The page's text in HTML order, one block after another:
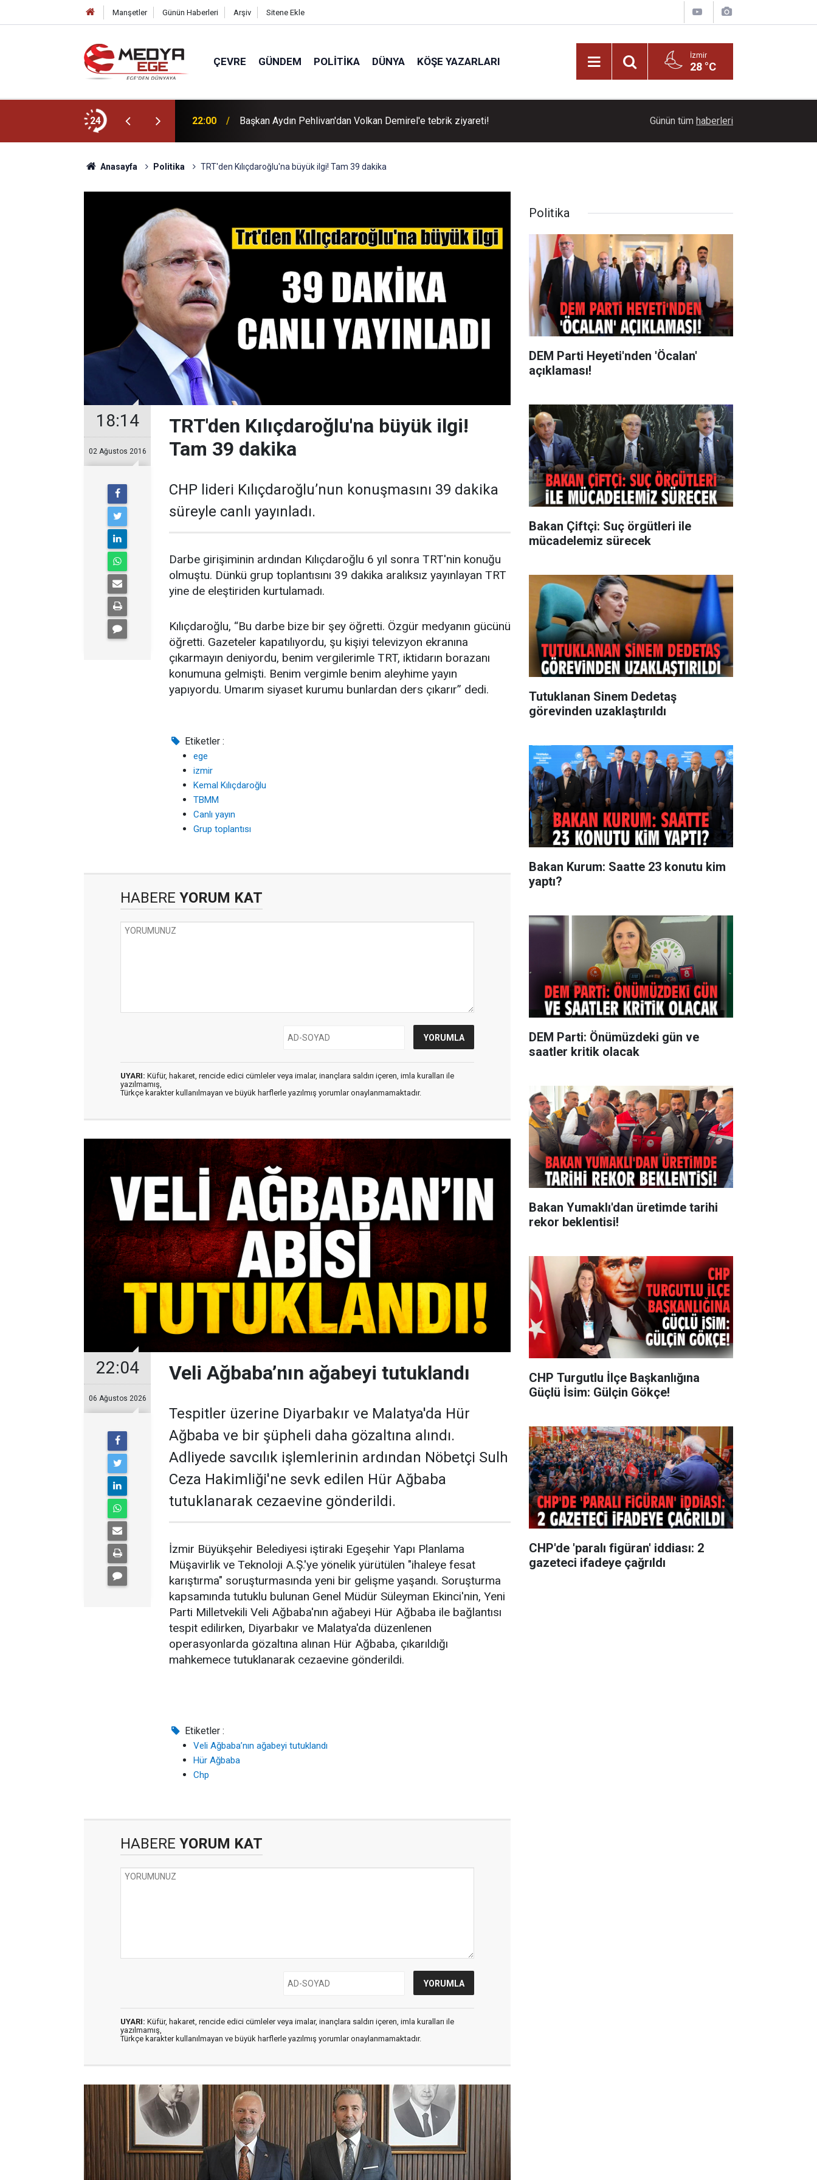
Manşetler Günün Haberleri Arşiv Sitene Ekle
ÇEVRE GÜNDEM POLITIKA DÜNYA KÖŞE YAZARLARI İzmir
28 °C
24 22:00 Başkan Aydın Pehlivan'dan Volkan Demirel'e tebrik ziyareti! Ayçiçeği tarlaları ihtişamıyla görenleri büyüledi!
Günün tüm haberleri
Anasayfa Politika TRT'den Kılıçdaroğlu'na büyük ilgi! Tam 39 dakika
18:14
02 Ağustos 2016
TRT'den Kılıçdaroğlu'na büyük ilgi!
Tam 39 dakika
CHP lideri Kılıçdaroğlu’nun konuşmasını 39 dakika
süreyle canlı yayınladı.
Darbe girişiminin ardından Kılıçdaroğlu 6 yıl sonra TRT'nin konuğu
olmuştu. Dünkü grup toplantısını 39 dakika aralıksız yayınlayan TRT
yine de eleştiriden kurtulamadı.
Kılıçdaroğlu, “Bu darbe bize bir şey öğretti. Özgür medyanın gücünü
öğretti. Gazeteler kapatılıyordu, şu kişiyi televizyon ekranına
çıkarmayın deniyordu, benim vergilerimle TRT, iktidarın borazanı
konumuna gelmişti. Benim vergimle benim aleyhime yayın
yapıyordu. Umarım siyaset kurumu bunlardan ders çıkarır” dedi.
Etiketler :
ege
izmir
Kemal Kılıçdaroğlu
TBMM
Canlı yayın
Grup toplantısı
HABERE YORUM KAT
UYARI: Küfür, hakaret, rencide edici cümleler veya imalar, inançlara saldırı içeren, imla kuralları ile
yazılmamış,
Türkçe karakter kullanılmayan ve büyük harflerle yazılmış yorumlar onaylanmamaktadır.
22:04
06 Ağustos 2026
Veli Ağbaba’nın ağabeyi tutuklandı
Tespitler üzerine Diyarbakır ve Malatya'da Hür
Ağbaba ve bir şüpheli daha gözaltına alındı.
Adliyede savcılık işlemlerinin ardından Nöbetçi Sulh
Ceza Hakimliği'ne sevk edilen Hür Ağbaba
tutuklanarak cezaevine gönderildi.
İzmir Büyükşehir Belediyesi iştiraki Egeşehir Yapı Planlama
Müşavirlik ve Teknoloji A.Ş.'ye yönelik yürütülen "ihaleye fesat
karıştırma" soruşturmasında yeni bir gelişme yaşandı. Soruşturma
kapsamında tutuklu bulunan Genel Müdür Süleyman Ekinci'nin, Yeni
Parti Milletvekili Veli Ağbaba'nın ağabeyi Hür Ağbaba ile bağlantısı
tespit edilirken, Diyarbakır ve Malatya'da düzenlenen
operasyonlarda gözaltına alınan Hür Ağbaba, çıkarıldığı
mahkemece tutuklanarak cezaevine gönderildi.
Etiketler :
Veli Ağbaba’nın ağabeyi tutuklandı
Hür Ağbaba
Chp
HABERE YORUM KAT
UYARI: Küfür, hakaret, rencide edici cümleler veya imalar, inançlara saldırı içeren, imla kuralları ile
yazılmamış,
Türkçe karakter kullanılmayan ve büyük harflerle yazılmış yorumlar onaylanmamaktadır.
Politika
DEM Parti Heyeti'nden 'Öcalan'
açıklaması!
Bakan Çiftçi: Suç örgütleri ile
mücadelemiz sürecek
Tutuklanan Sinem Dedetaş
görevinden uzaklaştırıldı
Bakan Kurum: Saatte 23 konutu kim
yaptı?
DEM Parti: Önümüzdeki gün ve
saatler kritik olacak
Bakan Yumaklı'dan üretimde tarihi
rekor beklentisi!
CHP Turgutlu İlçe Başkanlığına
Güçlü İsim: Gülçin Gökçe!
CHP'de 'paralı figüran' iddiası: 2
gazeteci ifadeye çağrıldı